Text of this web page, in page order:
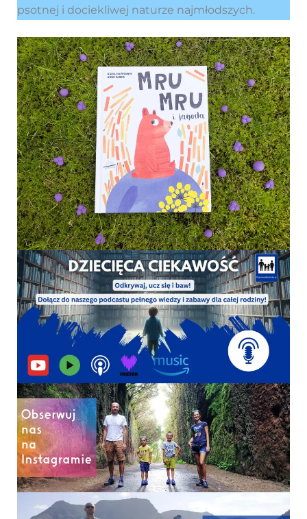
psotnej i dociekliwej naturze najmłodszych.